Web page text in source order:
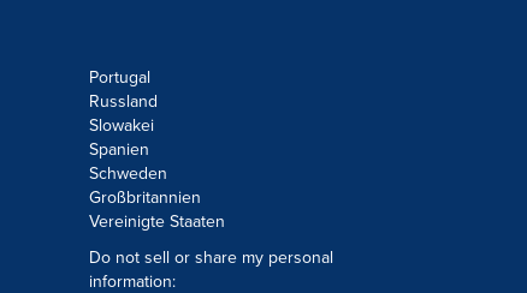
Portugal
Russland
Slowakei
Spanien
Schweden
Großbritannien
Vereinigte Staaten
Do not sell or share my personal
information: